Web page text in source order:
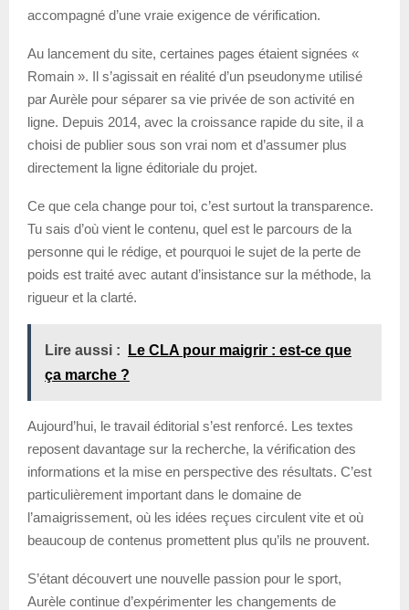
accompagné d’une vraie exigence de vérification.
Au lancement du site, certaines pages étaient signées «
Romain ». Il s’agissait en réalité d’un pseudonyme utilisé
par Aurèle pour séparer sa vie privée de son activité en
ligne. Depuis 2014, avec la croissance rapide du site, il a
choisi de publier sous son vrai nom et d’assumer plus
directement la ligne éditoriale du projet.
Ce que cela change pour toi, c’est surtout la transparence.
Tu sais d’où vient le contenu, quel est le parcours de la
personne qui le rédige, et pourquoi le sujet de la perte de
poids est traité avec autant d’insistance sur la méthode, la
rigueur et la clarté.
Lire aussi :
Le CLA pour maigrir : est-ce que
ça marche ?
Aujourd’hui, le travail éditorial s’est renforcé. Les textes
reposent davantage sur la recherche, la vérification des
informations et la mise en perspective des résultats. C’est
particulièrement important dans le domaine de
l’amaigrissement, où les idées reçues circulent vite et où
beaucoup de contenus promettent plus qu’ils ne prouvent.
S’étant découvert une nouvelle passion pour le sport,
Aurèle continue d’expérimenter les changements de